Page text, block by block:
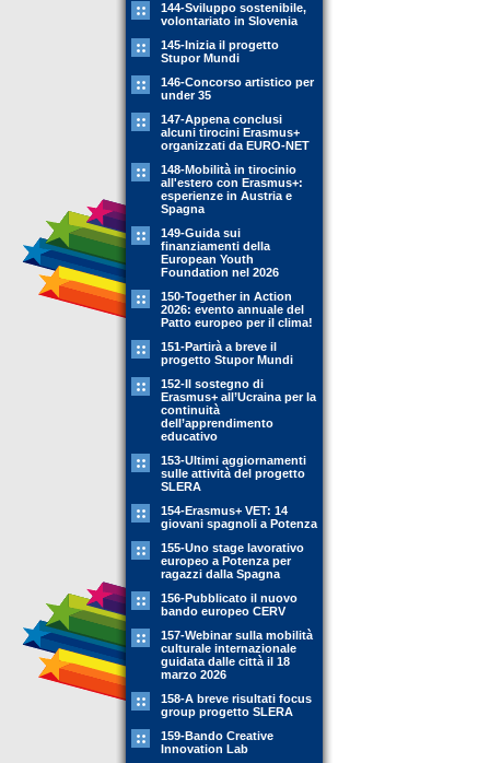
144-Sviluppo sostenibile,
volontariato in Slovenia
145-Inizia il progetto
Stupor Mundi
146-Concorso artistico per
under 35
147-Appena conclusi
alcuni tirocini Erasmus+
organizzati da EURO-NET
148-Mobilità in tirocinio
all'estero con Erasmus+:
esperienze in Austria e
Spagna
149-Guida sui
finanziamenti della
European Youth
Foundation nel 2026
150-Together in Action
2026: evento annuale del
Patto europeo per il clima!
151-Partirà a breve il
progetto Stupor Mundi
152-Il sostegno di
Erasmus+ all’Ucraina per la
continuità
dell’apprendimento
educativo
153-Ultimi aggiornamenti
sulle attività del progetto
SLERA
154-Erasmus+ VET: 14
giovani spagnoli a Potenza
155-Uno stage lavorativo
europeo a Potenza per
ragazzi dalla Spagna
156-Pubblicato il nuovo
bando europeo CERV
157-Webinar sulla mobilità
culturale internazionale
guidata dalle città il 18
marzo 2026
158-A breve risultati focus
group progetto SLERA
159-Bando Creative
Innovation Lab